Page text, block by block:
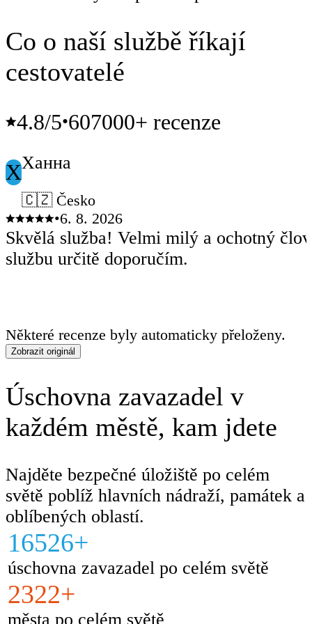
Co o naší službě říkají
cestovatelé
4.8/5•607000+ recenze
ХХанна
🇨🇿 Česko
•6. 8. 2026
Skvělá služba! Velmi milý a ochotný
službu určitě doporučím.
Některé recenze byly automaticky přeloženy.
Zobrazit originál
Úschovna zavazadel v
každém městě, kam jdete
Najděte bezpečné úložiště po celém
světě poblíž hlavních nádraží, památek a
oblíbených oblastí.
16526+
úschovna zavazadel po celém světě
2322+
města po celém světě